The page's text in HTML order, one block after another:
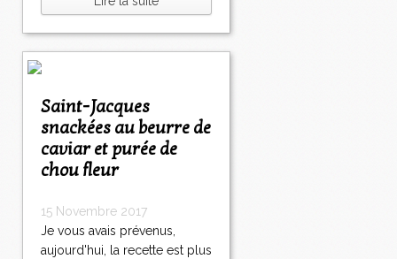
Saint-Jacques
snackées au beurre de
caviar et purée de
chou fleur
15 Novembre 2017
Je vous avais prévenus,
aujourd'hui, la recette est plus